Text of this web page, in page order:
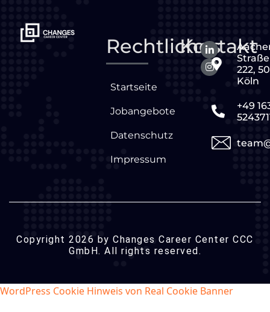
Rechtliches
Startseite
Jobangebote
Datenschutz
Impressum
Kontakt
Straße
222,
Köln
+49
Copyright 2026 by Changes Career Center CCC
GmbH. All rights reserved.
WordPress Cookie Hinweis von Real Cookie Banner